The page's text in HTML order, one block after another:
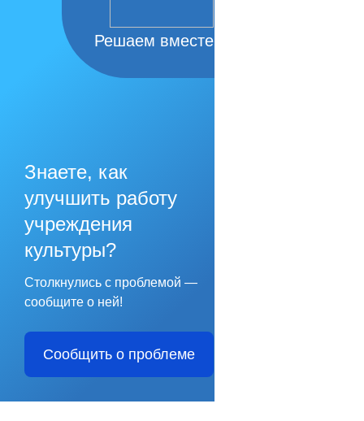
Решаем вместе
Знаете, как
улучшить работу
учреждения
культуры?
Столкнулись с проблемой —
сообщите о ней!
Сообщить о проблеме